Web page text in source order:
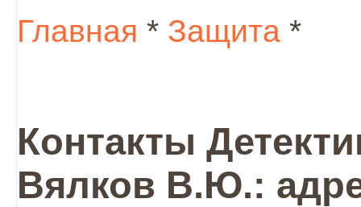
Главная * Защита *
Контакты
Вялков В.Ю.: